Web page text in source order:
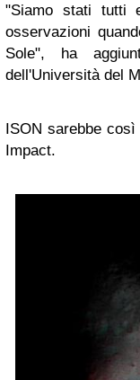
"Siamo stati tutti
osservazioni
Sole", ha
dell'Università del
ISON sarebbe
Impact.